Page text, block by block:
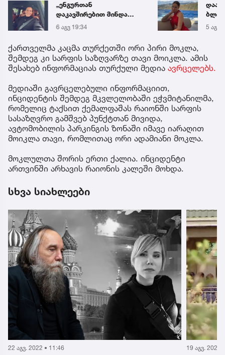
„ენგურთან
დაკავშირებით მინდა
ვთქვა...“ - გოგა მანიას
უახლესი
წინასწარმეტყველება
6 აგვ 19:34 5 აგვ
ქართველმა კაცმა თურქეთში ორი პირი მოკლა,
შემდეგ კი სარფის საზღვარზე თავი მოიკლა. ამის
შესახებ ინფორმაციას თურქული მედია ავრცელებს.
მედიაში გავრცელებული ინფორმაციით,
ინციდენტის შემდეგ მკვლელობაში ეჭვმიტანილმა,
რომელიც ტაქსით ქემალფაშას რაიონში სარფის
სასაზღვრო გამშვებ პუნქტთან მივიდა,
ავტომობილის პარკინგის ზონაში იმავე იარაღით
მოიკლა თავი, რომლითაც ორი ადამიანი მოკლა.
მოკლულთა შორის ერთი ქალია. ინციდენტი
ართვინში არხავის რაიონის კალეში მოხდა.
სხვა სიახლეები
22 აგვ. 2022 • 11:46 19 აგვ. 2022